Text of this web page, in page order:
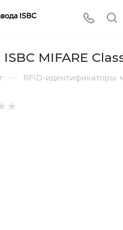
MIFARE
— RFID-идентификаторы: